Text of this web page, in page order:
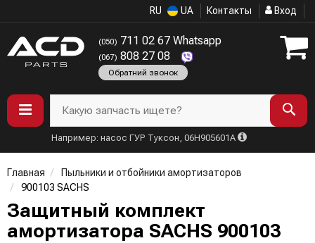
RU UA Контакты Вход
(050) 711 02 67 Whatsapp
(067) 808 27 08
Обратний звонок
Какую запчасть ищете?
Например: насос ГУР Туксон, 06H905601A
Главная
Пыльники и отбойники амортизаторов
900103 SACHS
Защитный комплект
амортизатора SACHS 900103